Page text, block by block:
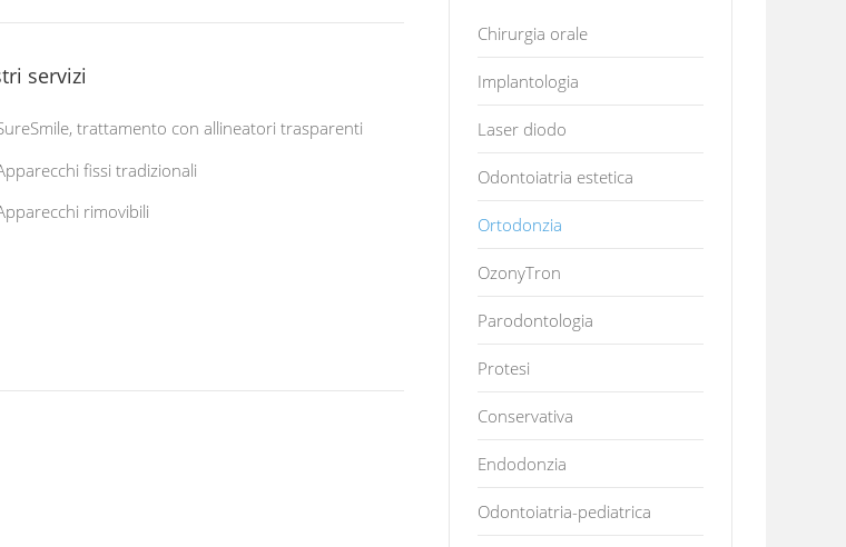
servizi
trattamento con allineatori trasparenti
fissi tradizionali
rimovibili
Chirurgia orale
Implantologia
Laser diodo
Odontoiatria estetica
Ortodonzia
OzonyTron
Parodontologia
Protesi
Conservativa
Endodonzia
Odontoiatria-pediatrica